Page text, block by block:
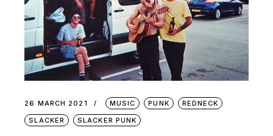
26 MARCH 2021 MUSIC PUNK
REDNECK
SLACKER
SLACKER PUNK